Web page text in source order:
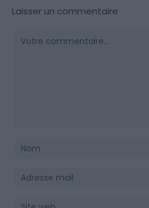
Laisser un commentaire